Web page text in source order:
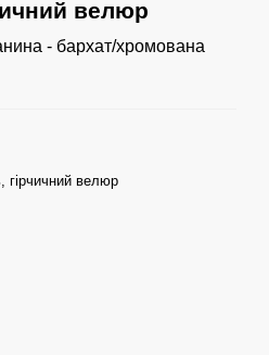
велюр
- бархат/хромована
гірчичний велюр